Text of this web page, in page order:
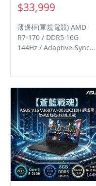
度音效 TÜV護眼認證 /
$33,999
薄邊框(軍規電競) AMD
R7-170 / DDR5 16G
144Hz / Adaptive-Sync
Type-C with Display
Port 支援雙螢幕輸出 防塵
散熱通道 / TUF 電競滑鼠
/ 實體數字鍵 MIL-STD-
810H 軍規測試 支援2個
M.2 Pcie SSD 擴充Slot 支
援Adaptive-Sync 防畫面
撕裂技術